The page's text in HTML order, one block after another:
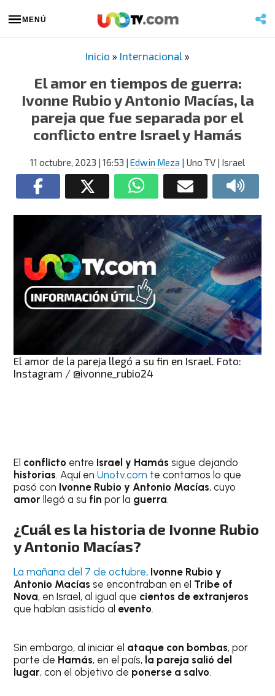
MENÚ
Inicio » Internacional »
El amor en tiempos de guerra:
Ivonne Rubio y Antonio Macías, la
pareja que fue separada por el
conflicto entre Israel y Hamás
11 octubre, 2023 | 16:53 | Edwin Meza | Uno TV | Israel
El amor de la pareja llegó a su fin en Israel. Foto:
Instagram / @ivonne_rubio24
El conflicto entre Israel y Hamás sigue dejando
historias. Aquí enUnotv.com te contamos lo que
pasó con Ivonne Rubio y Antonio Macías, cuyo
amorllegó a su finpor la guerra.
¿Cuál es la historia de Ivonne Rubio
y Antonio Macías?
La mañana del 7 de octubre, Ivonne Rubio y
Antonio Macías se encontraban en el Tribe of
Nova, en Israel, al igual que cientos de extranjeros
que habían asistido al evento.
Sin embargo, al iniciar el ataque con bombas, por
parte de Hamás, en el país, la pareja salió del
lugar, con el objetivo de ponerse a salvo.